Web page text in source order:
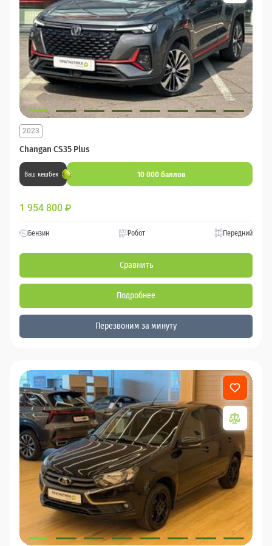
Changan CS35 Plus
2023
Ваш кешбек 10 000 баллов
1 954 800 ₽
Бензин Робот Передний
Сравнить
Подробнее
Перезвоним за минуту